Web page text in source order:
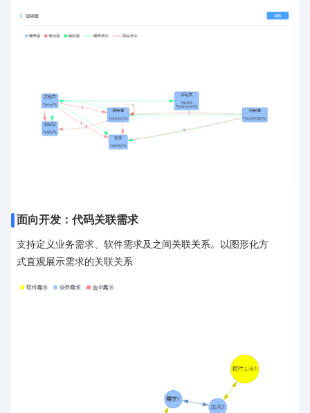
面向开发：代码关联需求
支持定义业务需求、软件需求及之间关联关系。以图形化方
式直观展示需求的关联关系